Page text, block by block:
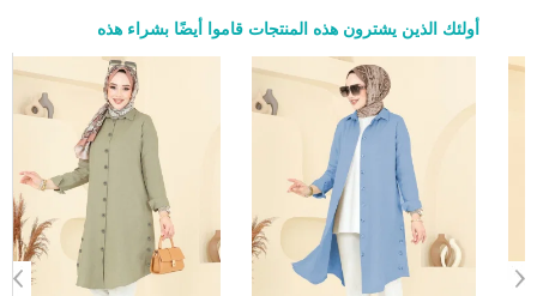
أولئك الذين يشترون هذه المنتجات قاموا أيضًا بشراء هذه
a>